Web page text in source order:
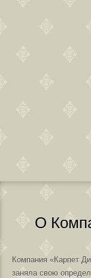
О
Компания «Карпет
заняла свою